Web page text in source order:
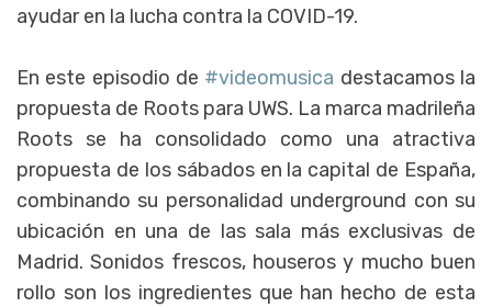
ayudar en la lucha contra la COVID-19.
En este episodio de #videomusica destacamos la
propuesta de Roots para UWS. La marca madrileña
Roots se ha consolidado como una atractiva
propuesta de los sábados en la capital de España,
combinando su personalidad underground con su
ubicación en una de las sala más exclusivas de
Madrid. Sonidos frescos, houseros y mucho buen
rollo son los ingredientes que han hecho de esta